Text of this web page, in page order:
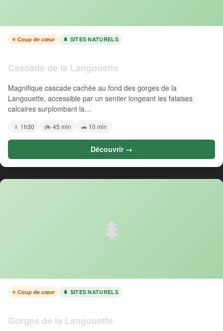
⭐ Coup de cœur 🌲 SITES NATURELS
Cascade de la Langouette
Magnifique cascade cachée au fond des gorges de la
Langouette, accessible par un sentier longeant les falaises
calcaires surplombant la…
🚶 1h30 🚲 45 min 🚗 10 min
Découvrir →
🌲
⭐ Coup de cœur 🌲 SITES NATURELS
Gorges de la Langouette